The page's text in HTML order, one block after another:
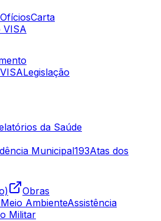
OfíciosCarta
VISA
Legislação
da Saúde
Municipal193Atas dos
Obras
AmbienteAssistência
Militar